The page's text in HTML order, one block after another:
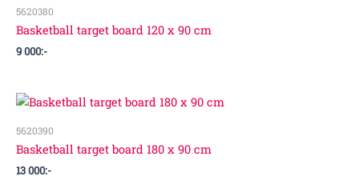
5620380
Basketball target board 120 x 90 cm
9 000:-
5620390
Basketball target board 180 x 90 cm
13 000:-